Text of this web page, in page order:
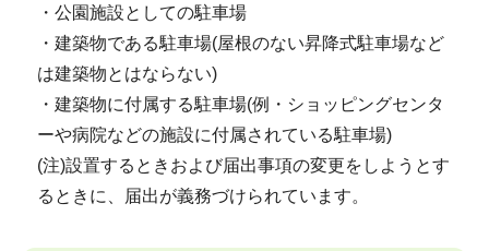
・公園施設としての駐車場
・建築物である駐車場(屋根のない昇降式駐車場など
は建築物とはならない)
・建築物に付属する駐車場(例・ショッピングセンタ
ーや病院などの施設に付属されている駐車場)
(注)設置するときおよび届出事項の変更をしようとす
るときに、届出が義務づけられています。